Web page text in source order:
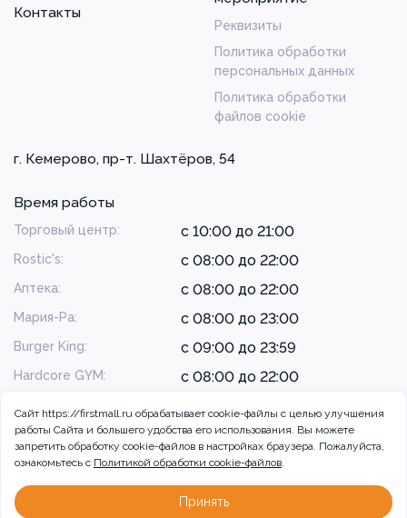
Контакты
Реквизиты
Политика обработки
персональных данных
Политика обработки
файлов cookie
г. Кемерово, пр-т. Шахтёров, 54
Время работы
Торговый центр: с 10:00 до 21:00
Rostic's: с 08:00 до 22:00
Аптека: с 08:00 до 22:00
Мария-Ра: с 08:00 до 23:00
Burger King: с 09:00 до 23:59
Hardcore GYM: с 08:00 до 22:00
© 2026 ТРЦ Радуга, г. Кемерово
Сайт https://firstmall.ru обрабатывает cookie-файлы с целью улучшения
работы Сайта и большего удобства его использования. Вы можете
запретить обработку сookie-файлов в настройках браузера. Пожалуйста,
ознакомьтесь с Политикой обработки cookie-файлов.
Принять